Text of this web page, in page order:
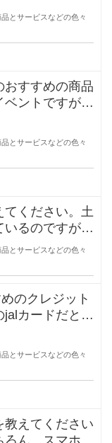
とサービスなどの色々
おすすめの商品
ベントですが、
とサービスなどの色々
ください。土
いるのですが、
とサービスなどの色々
のクレジット
jalカードだと還
とサービスなどの色々
教えてください
ろん、スマホに